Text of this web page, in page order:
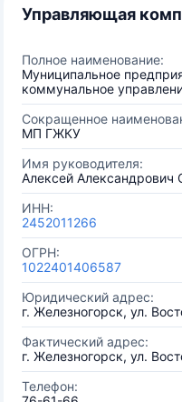
Управляющая
Полное наименование:
Муниципальное
коммунальное
Сокращенное
МП ГЖКУ
Имя руководителя:
Алексей Александрович
ИНН:
2452011266
ОГРН:
1022401406587
Юридический адрес:
г. Железногорск, ул.
Фактический адрес:
г. Железногорск, ул.
Телефон: